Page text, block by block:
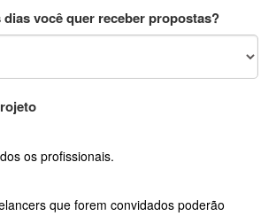
você quer receber propostas?
os profissionais.
que forem convidados poderão